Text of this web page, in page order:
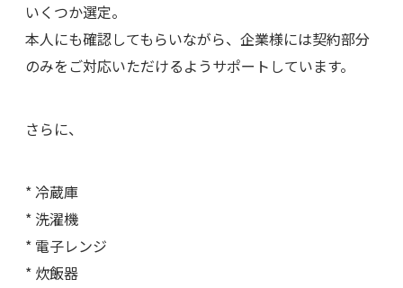
いくつか選定。
本人にも確認してもらいながら、企業様には契約部分
のみをご対応いただけるようサポートしています。
さらに、
* 冷蔵庫
* 洗濯機
* 電子レンジ
* 炊飯器